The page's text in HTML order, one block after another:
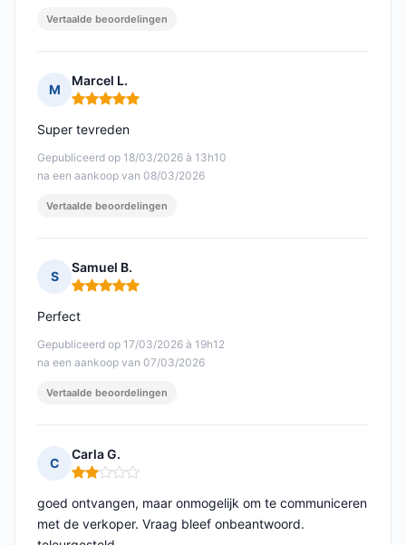
Vertaalde beoordelingen
M
Marcel L.
Opmerking: 5 van 5
Gepubliceerd op 18/03/2026 à 13h10
na een aankoop van 08/03/2026
Super tevreden
Vertaalde beoordelingen
S
Samuel B.
Opmerking: 5 van 5
Gepubliceerd op 17/03/2026 à 19h12
na een aankoop van 07/03/2026
Perfect
Vertaalde beoordelingen
C
Carla G.
Opmerking: 2 van 5
goed ontvangen, maar onmogelijk om te communiceren
met de verkoper. Vraag bleef onbeantwoord.